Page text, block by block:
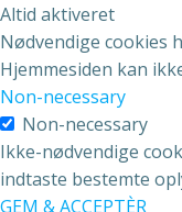
Altid aktiveret
Nødvendige cookies
Hjemmesiden kan
Non-necessary
Non-necessary
Ikke-nødvendige
indtaste bestemte
GEM & ACCEPTÈR